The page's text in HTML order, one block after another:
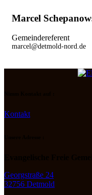
Marcel
Gemeindereferent
marcel@detmold-nord.de
Kontakt
Georgstraße 24
32756 Detmold